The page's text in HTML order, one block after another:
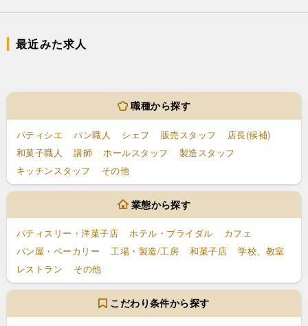
最近みた求人
職種から探す
パティシエ パン職人 シェフ 販売スタッフ
店長(候補)
和菓子職人
講師 ホールスタッフ
製造スタッフ
キッチンスタッフ
その他
業態から探す
パティスリー・洋菓子店 ホテル・ブライダル
カフェ
パン屋・ベーカリー
工場・製造/工房 和菓子店
学校、教室
レストラン
その他
こだわり条件から探す